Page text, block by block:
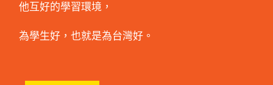
他互好的學習環境，
為學生好，也就是為台灣好。